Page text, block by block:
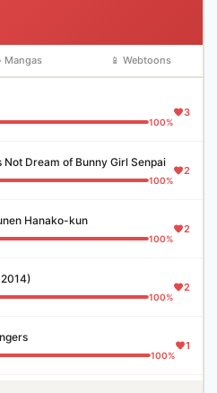
Mangas 📱 Webtoons
100%
3
Not Dream of Bunny Girl Senpai
100%
2
Hanako-kun
100%
2
100%
2
100%
1